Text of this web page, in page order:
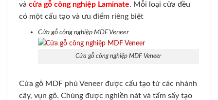
và cửa gỗ công nghiệp Laminate. Mỗi loại cửa đều
có một cấu tạo và ưu điểm riêng biệt
Cửa gỗ công nghiệp MDF Veneer
Cửa gỗ công nghiệp MDF Veneer
Cửa gỗ MDF phủ Veneer được cấu tạo từ các nhánh
cây, vụn gỗ. Chúng được nghiền nát và tẩm sấy tạo